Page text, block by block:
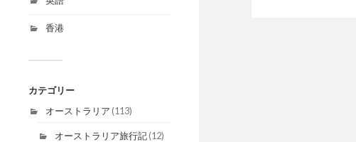
香港
カテゴリー
オーストラリア (113)
オーストラリア旅行記(12)